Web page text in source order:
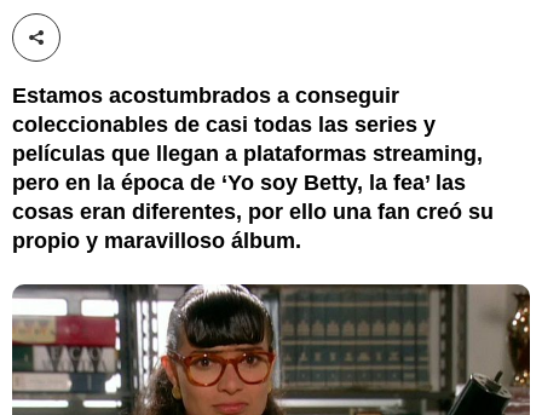
Compartir esta noticia
Estamos acostumbrados a conseguir
coleccionables de casi todas las series y
películas que llegan a plataformas streaming,
pero en la época de ‘Yo soy Betty, la fea’ las
cosas eran diferentes, por ello una fan creó su
propio y maravilloso álbum.